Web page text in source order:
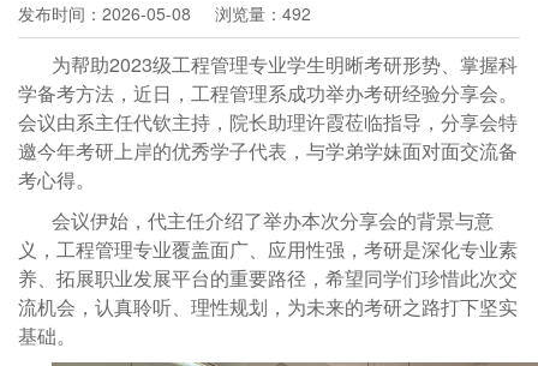
发布时间：2026-05-08 浏览量：492
为帮助2023级工程管理专业学生明晰考研形势、掌握科
学备考方法，近日，工程管理系成功举办考研经验分享会。
会议由系主任代钦主持，院长助理许霞莅临指导，分享会特
邀今年考研上岸的优秀学子代表，与学弟学妹面对面交流备
考心得。
会议伊始，代主任介绍了举办本次分享会的背景与意
义，工程管理专业覆盖面广、应用性强，考研是深化专业素
养、拓展职业发展平台的重要路径，希望同学们珍惜此次交
流机会，认真聆听、理性规划，为未来的考研之路打下坚实
基础。